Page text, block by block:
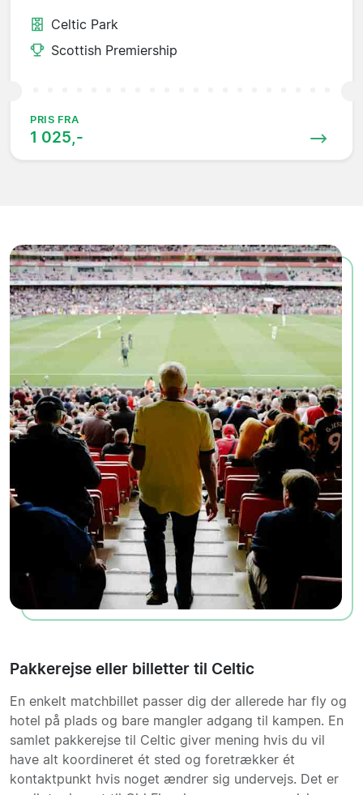
Celtic Park
Scottish Premiership
PRIS FRA
1 025,-
Pakkerejse eller billetter til Celtic
En enkelt matchbillet passer dig der allerede har fly og
hotel på plads og bare mangler adgang til kampen. En
samlet pakkerejse til Celtic giver mening hvis du vil
have alt koordineret ét sted og foretrækker ét
kontaktpunkt hvis noget ændrer sig undervejs. Det er